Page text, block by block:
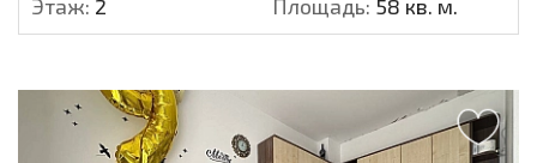
Этаж: 2 Площадь: 58 кв. м.